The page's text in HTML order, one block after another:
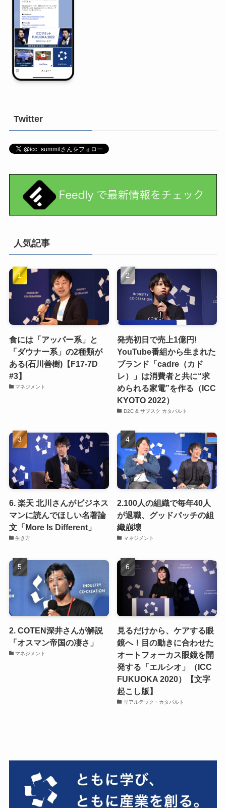
Twitter
人気記事
食には「アッパー系」と
「ダウナー系」の2種類が
ある(石川善樹)【F17-7D
#3】
マネジメント
発売初日で売上1億円!
YouTube番組から生まれた
ブランド「cadre（カド
レ）」は消費者と共に“求
められる家電”を作る（ICC
KYOTO 2022）
D2C & サブスク カタパルト
6. 楽天 北川さんがビジネス
マンに読んでほしい名著論
文「More Is Different」
生き方
2.100人の組織で毎年40人
が退職、グッドパッチの組
織崩壊
マネジメント
2. COTEN深井さんが解説
「オスマン帝国の凄さ」
マネジメント
見るだけから、ケアする眼
鏡へ！目の動きに合わせた
オートフォーカス眼鏡を開
発する「エルシオ」（ICC
FUKUOKA 2020）【文字
起こし版】
リアルテック・カタパルト